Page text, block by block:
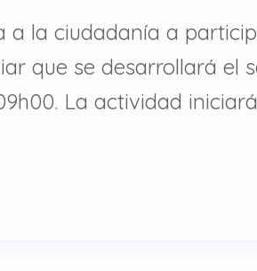
la ciudadanía a
que se desarrollará el
La actividad